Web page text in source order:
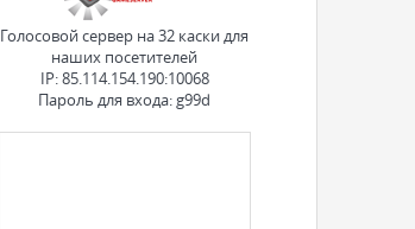
Голосовой сервер на 32 каски для
наших посетителей
IP: 85.114.154.190:10068
Пароль для входа: g99d